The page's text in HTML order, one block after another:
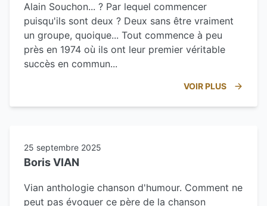
Alain Souchon... ? Par lequel commencer
puisqu'ils sont deux ? Deux sans être vraiment
un groupe, quoique... Tout commence à peu
près en 1974 où ils ont leur premier véritable
succès en commun...
VOIR PLUS
25 septembre 2025
Boris VIAN
Vian anthologie chanson d'humour. Comment ne
peut pas évoquer ce père de la chanson